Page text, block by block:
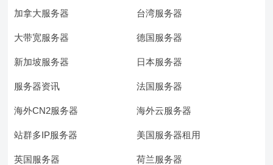
加拿大服务器 台湾服务器
大带宽服务器 德国服务器
新加坡服务器 日本服务器
服务器资讯 法国服务器
海外CN2服务器 海外云服务器
站群多IP服务器 美国服务器租用
英国服务器 荷兰服务器